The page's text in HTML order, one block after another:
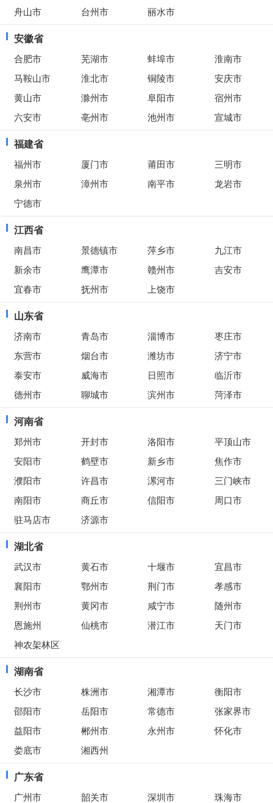
舟山市
台州市 丽水市
安徽省
合肥市 芜湖市 蚌埠市
淮南市
马鞍山市
淮北市 铜陵市
安庆市
黄山市
滁州市 阜阳市
宿州市
六安市
亳州市 池州市 宣城市
福建省
福州市 厦门市 莆田市
三明市
泉州市
漳州市 南平市
龙岩市
宁德市
江西省
南昌市 景德镇市 萍乡市
九江市
新余市
鹰潭市 赣州市
吉安市
宜春市
抚州市 上饶市
山东省
济南市 青岛市 淄博市
枣庄市
东营市
烟台市 潍坊市
济宁市
泰安市
威海市 日照市
临沂市
德州市
聊城市 滨州市 菏泽市
河南省
郑州市 开封市 洛阳市
平顶山市
安阳市
鹤壁市 新乡市
焦作市
濮阳市
许昌市 漯河市
三门峡市
南阳市
商丘市 信阳市
周口市
驻马店市
济源市
湖北省
武汉市 黄石市 十堰市
宜昌市
襄阳市
鄂州市 荆门市
孝感市
荆州市
黄冈市 咸宁市
随州市
恩施州
仙桃市 潜江市
天门市
神农架林区
湖南省
长沙市 株洲市 湘潭市
衡阳市
邵阳市
岳阳市 常德市
张家界市
益阳市
郴州市 永州市
怀化市
娄底市
湘西州
广东省
广州市 韶关市 深圳市 珠海市